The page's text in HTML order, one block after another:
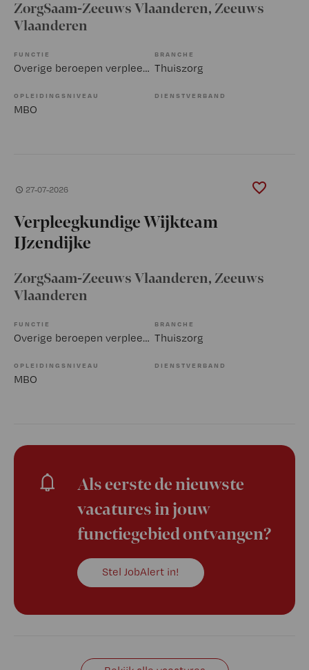
ZorgSaam-Zeeuws Vlaanderen, Zeeuws
Vlaanderen
FUNCTIE
Overige beroepen verpleegkunde
BRANCHE
Thuiszorg
OPLEIDINGSNIVEAU
MBO
DIENSTVERBAND
27-07-2026
Verpleegkundige Wijkteam
IJzendijke
ZorgSaam-Zeeuws Vlaanderen, Zeeuws
Vlaanderen
FUNCTIE
Overige beroepen verpleegkunde
BRANCHE
Thuiszorg
OPLEIDINGSNIVEAU
MBO
DIENSTVERBAND
Als eerste de nieuwste
vacatures in jouw
functiegebied ontvangen?
Stel JobAlert in!